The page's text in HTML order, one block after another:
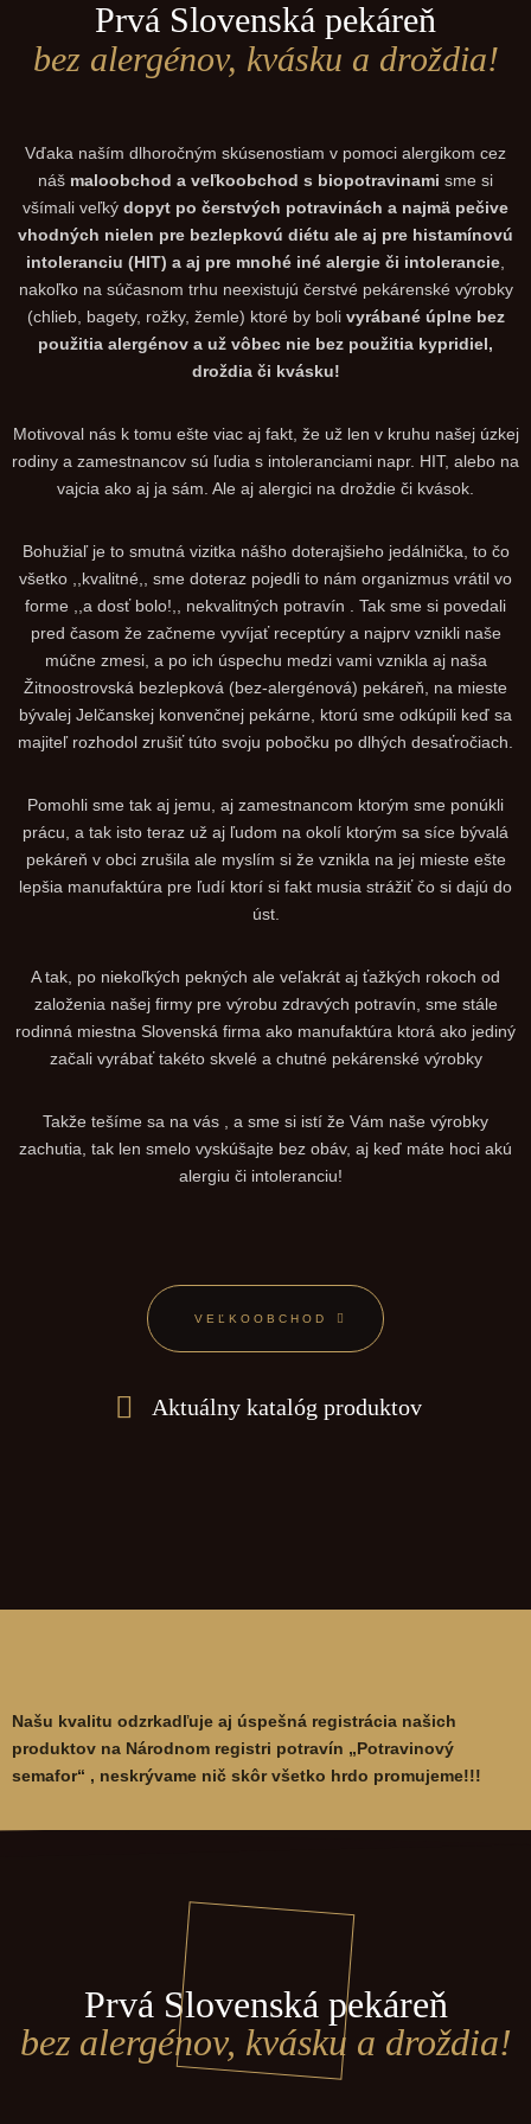
Prvá Slovenská pekáreň
bez alergénov, kvásku a droždia!
Vďaka naším dlhoročným skúsenostiam v pomoci alergikom cez
náš maloobchod a veľkoobchod s biopotravinami sme si
všímali veľký dopyt po čerstvých potravinách a najmä pečive
vhodných nielen pre bezlepkovú diétu ale aj pre histamínovú
intoleranciu (HIT) a aj pre mnohé iné alergie či intolerancie
nakoľko na súčasnom trhu neexistujú čerstvé pekárenské výrobky
(chlieb, bagety, rožky, žemle) ktoré by boli vyrábané úplne bez
použitia alergénov a už vôbec nie bez použitia kypridiel,
droždia či kvásku!
Motivoval nás k tomu ešte viac aj fakt, že už len v kruhu našej úzkej
rodiny a zamestnancov sú ľudia s intoleranciami napr. HIT, alebo na
vajcia ako aj ja sám. Ale aj alergici na droždie či kvások.
Bohužiaľ je to smutná vizitka nášho doterajšieho jedálnička, to čo
všetko ,,kvalitné,, sme doteraz pojedli to nám organizmus vrátil vo
forme ,,a dosť bolo!,, nekvalitných potravín . Tak sme si povedali
pred časom že začneme vyvíjať receptúry a najprv vznikli naše
múčne zmesi, a po ich úspechu medzi vami vznikla aj naša
Žitnoostrovská bezlepková (bez-alergénová) pekáreň, na mieste
bývalej Jelčanskej konvenčnej pekárne, ktorú sme odkúpili keď sa
majiteľ rozhodol zrušiť túto svoju pobočku po dlhých desaťročiach.
Pomohli sme tak aj jemu, aj zamestnancom ktorým sme ponúkli
prácu, a tak isto teraz už aj ľudom na okolí ktorým sa síce bývalá
pekáreň v obci zrušila ale myslím si že vznikla na jej mieste ešte
lepšia manufaktúra pre ľudí ktorí si fakt musia strážiť čo si dajú do
úst.
A tak, po niekoľkých pekných ale veľakrát aj ťažkých rokoch od
založenia našej firmy pre výrobu zdravých potravín, sme stále
rodinná miestna Slovenská firma ako manufaktúra ktorá ako jediný
začali vyrábať takéto skvelé a chutné pekárenské výrobky
Takže tešíme sa na vás , a sme si istí že Vám naše výrobky
zachutia, tak len smelo vyskúšajte bez obáv, aj keď máte hoci akú
alergiu či intoleranciu!
VEĽKOOBCHOD
Aktuálny katalóg produktov
Našu kvalitu odzrkadľuje aj úspešná registrácia našich
produktov na Národnom registri potravín „Potravinový
semafor“ , neskrývame nič skôr všetko hrdo promujeme!!!
Prvá Slovenská pekáreň
bez alergénov, kvásku a droždia!